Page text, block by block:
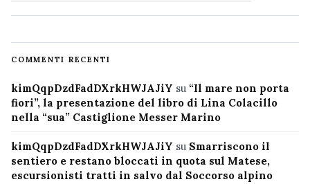
COMMENTI RECENTI
kimQqpDzdFadDXrkHWJAJiY su “Il mare non porta
fiori”, la presentazione del libro di Lina Colacillo
nella “sua” Castiglione Messer Marino
kimQqpDzdFadDXrkHWJAJiY su Smarriscono il
sentiero e restano bloccati in quota sul Matese,
escursionisti tratti in salvo dal Soccorso alpino